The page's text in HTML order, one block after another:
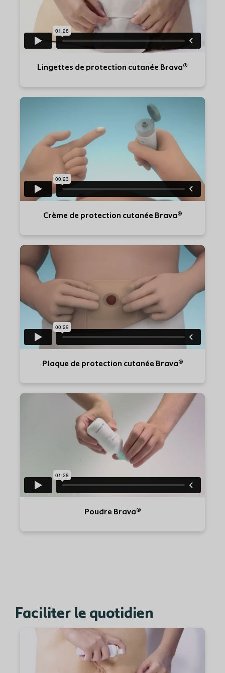
Lingettes de protection cutanée Brava®
Crème de protection cutanée Brava®
Plaque de protection cutanée Brava®
Poudre Brava®
Faciliter le quotidien